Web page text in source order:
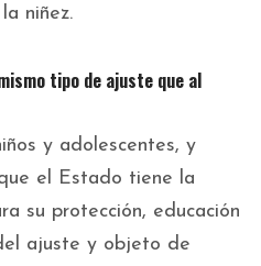
niñez.
tipo de ajuste que al
y adolescentes, y
el Estado tiene la
su protección, educación
ajuste y objeto de